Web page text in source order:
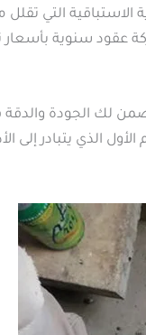
الاستباقية التي
عقود سنوية
لك الجودة والدقة
الذي يتبادر إلى